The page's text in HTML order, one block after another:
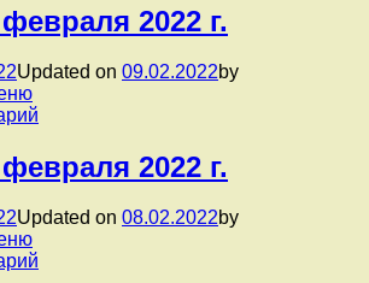
XXIV
Зимних
Олимпийских
играх
Пекине.
Меню
на
февраля
г.
2022 г.
Updated on 09.02.2022by
Меню
на
февраля
г.
2022 г.
Updated on 08.02.2022by